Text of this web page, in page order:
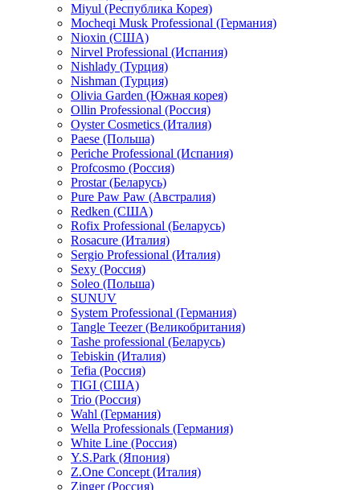
Miyul (Республика Корея)
Mocheqi Musk Professional (Германия)
Nioxin (США)
Nirvel Professional (Испания)
Nishlady (Турция)
Nishman (Турция)
Olivia Garden (Южная корея)
Ollin Professional (Россия)
Oyster Cosmetics (Италия)
Paese (Польша)
Periche Professional (Испания)
Profcosmo (Россия)
Prostar (Беларусь)
Pure Paw Paw (Австралия)
Redken (США)
Rofix Professional (Беларусь)
Rosacure (Италия)
Sergio Professional (Италия)
Sexy (Россия)
Soleo (Польша)
SUNUV
System Professional (Германия)
Tangle Teezer (Великобритания)
Tashe professional (Беларусь)
Tebiskin (Италия)
Tefia (Россия)
TIGI (США)
Trio (Россия)
Wahl (Германия)
Wella Professionals (Германия)
White Line (Россия)
Y.S.Park (Япония)
Z.One Concept (Италия)
Zinger (Россия)